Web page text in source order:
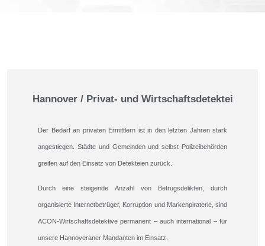
Hannover / Privat- und Wirtschaftsdetektei
Der Bedarf an privaten Ermittlern ist in den letzten Jahren stark
angestiegen. Städte und Gemeinden und selbst Polizeibehörden
greifen auf den Einsatz von Detekteien zurück.
Durch eine steigende Anzahl von Betrugsdelikten, durch
organisierte Internetbetrüger, Korruption und Markenpiraterie, sind
ACON-Wirtschaftsdetektive permanent – auch international – für
unsere Hannoveraner Mandanten im Einsatz.